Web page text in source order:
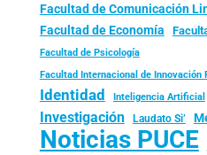
Facultad de Comunicación
Facultad de Economía
Facultad de Psicología
Facultad Internacional de Innovación
Identidad Inteligencia Artificial
Investigación Laudato Si’
Noticias PUCE